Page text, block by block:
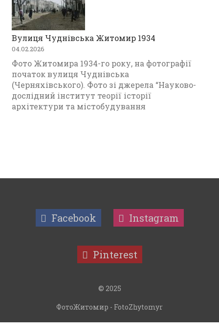
Вулиця Чуднівська Житомир 1934
04.02.2026
Фото Житомира 1934-го року, на фотографії
початок вулиця Чуднівська
(Черняхівського). Фото зі джерела “Науково-
дослідний інститут теорії історії
архітектури та містобудування
Facebook Instagram
Pinterest
© 2025
ФотоЖитомир - FotoZhytomyr